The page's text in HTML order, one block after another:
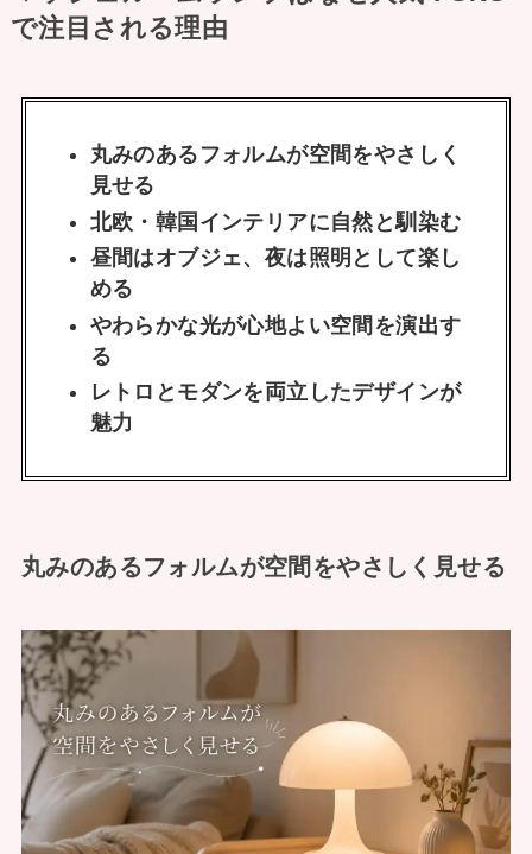
で注目される理由
丸みのあるフォルムが空間をやさしく
見せる
北欧・韓国インテリアに自然と馴染む
昼間はオブジェ、夜は照明として楽し
める
やわらかな光が心地よい空間を演出す
る
レトロとモダンを両立したデザインが
魅力
丸みのあるフォルムが空間をやさしく見せる